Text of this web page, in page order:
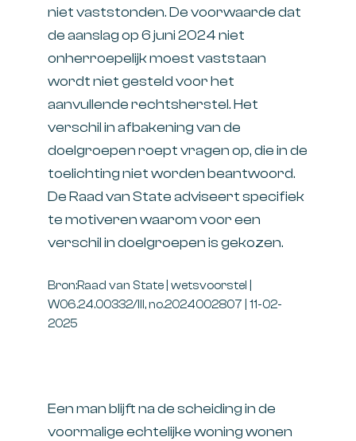
niet vaststonden. De voorwaarde dat
de aanslag op 6 juni 2024 niet
onherroepelijk moest vaststaan
wordt niet gesteld voor het
aanvullende rechtsherstel. Het
verschil in afbakening van de
doelgroepen roept vragen op, die in de
toelichting niet worden beantwoord.
De Raad van State adviseert specifiek
te motiveren waarom voor een
verschil in doelgroepen is gekozen.
Bron:Raad van State | wetsvoorstel |
W06.24.00332/III, no.2024002807 | 11-02-
2025
Een man blijft na de scheiding in de
voormalige echtelijke woning wonen